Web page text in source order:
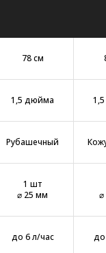
78 см
1,5 дюйма
Рубашечный
1 шт
⌀ 25 мм
до 6 л/час до